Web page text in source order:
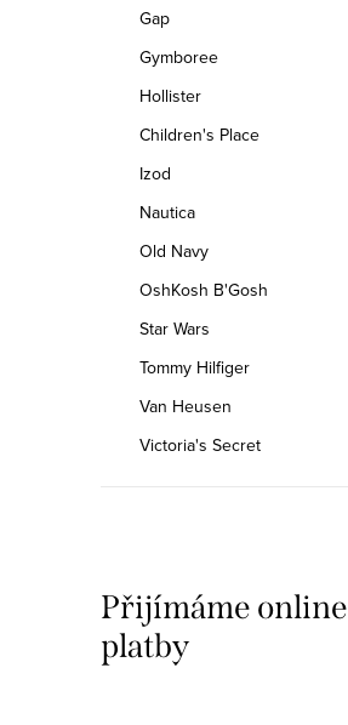
Gap
Gymboree
Hollister
Children's Place
Izod
Nautica
Old Navy
OshKosh B'Gosh
Star Wars
Tommy Hilfiger
Van Heusen
Victoria's Secret
Přijímáme online
platby